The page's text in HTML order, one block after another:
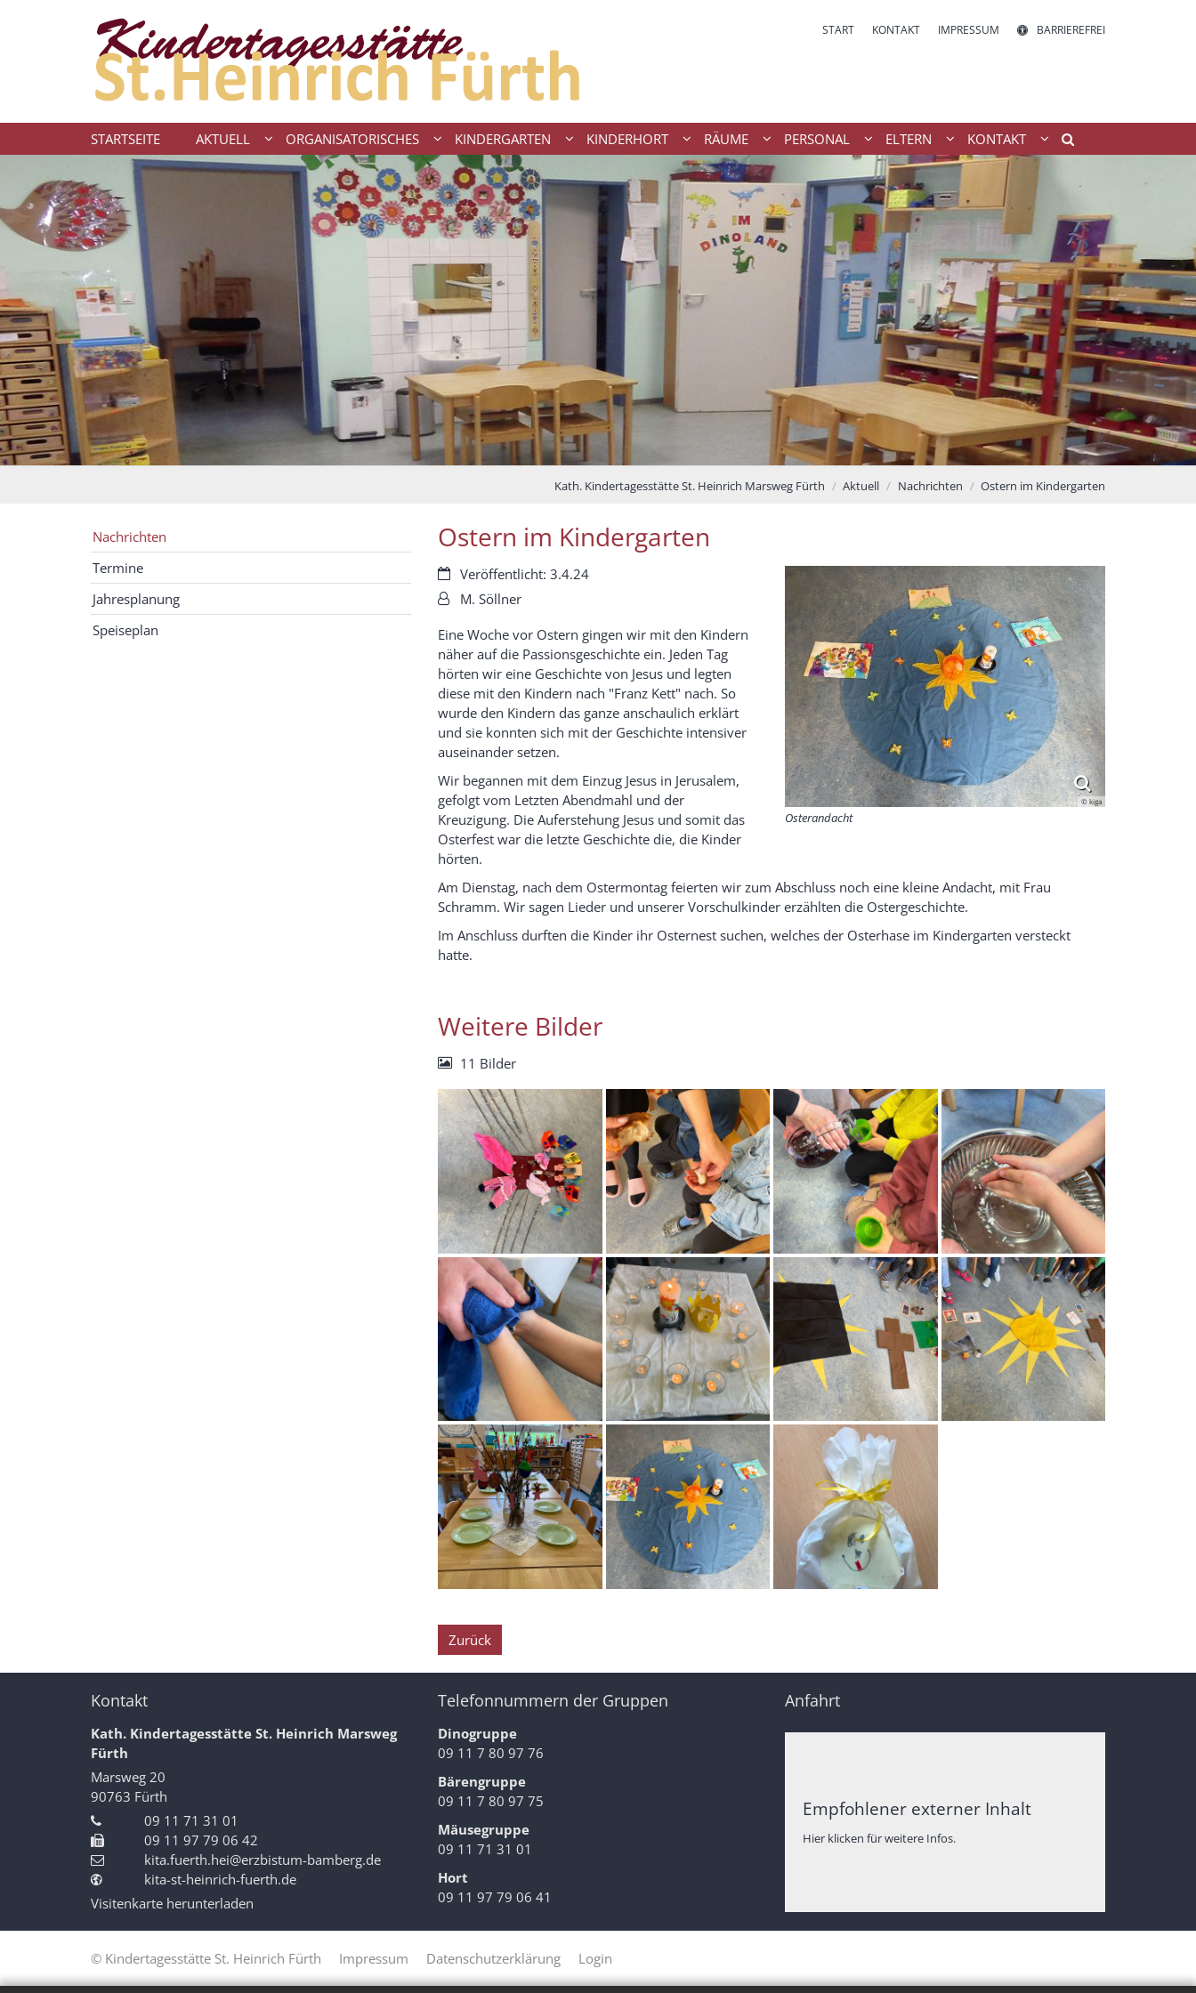
START KONTAKT IMPRESSUM BARRIEREFREI
STARTSEITE AKTUELL ORGANISATORISCHES KINDERGARTEN KINDERHORT RÄUME PERSONAL ELTERN KONTAKT
Kath. Kindertagesstätte St. Heinrich Marsweg Fürth Aktuell Nachrichten Ostern im Kindergarten
Ostern im Kindergarten
© kiga
Osterandacht
Datum:Veröffentlicht: 3.4.24
Von:M. Söllner
Eine Woche vor Ostern gingen wir mit den Kindern
näher auf die Passionsgeschichte ein. Jeden Tag
hörten wir eine Geschichte von Jesus und legten
diese mit den Kindern nach "Franz Kett" nach. So
wurde den Kindern das ganze anschaulich erklärt
und sie konnten sich mit der Geschichte intensiver
auseinander setzen.
Wir begannen mit dem Einzug Jesus in Jerusalem,
gefolgt vom Letzten Abendmahl und der
Kreuzigung. Die Auferstehung Jesus und somit das
Osterfest war die letzte Geschichte die, die Kinder
hörten.
Am Dienstag, nach dem Ostermontag feierten wir zum Abschluss noch eine kleine Andacht, mit Frau
Schramm. Wir sagen Lieder und unserer Vorschulkinder erzählten die Ostergeschichte.
Im Anschluss durften die Kinder ihr Osternest suchen, welches der Osterhase im Kindergarten versteckt
hatte.
Weitere Bilder
11 Bilder
Zurück
Nachrichten
Termine
Jahresplanung
Speiseplan
Kontakt
Kath. Kindertagesstätte St. Heinrich Marsweg
Fürth
Marsweg 20
90763 Fürth
09 11 71 31 01
09 11 97 79 06 42
kita.fuerth.hei@erzbistum-bamberg.de
kita-st-heinrich-fuerth.de
Visitenkarte herunterladen
Telefonnummern der Gruppen
Dinogruppe
09 11 7 80 97 76
Bärengruppe
09 11 7 80 97 75
Mäusegruppe
09 11 71 31 01
Hort
09 11 97 79 06 41
Anfahrt
Empfohlener externer Inhalt
Hier klicken für weitere Infos.
© Kindertagesstätte St. Heinrich Fürth Impressum Datenschutzerklärung Login